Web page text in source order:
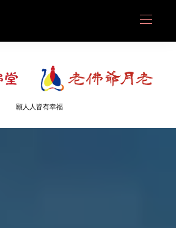
願人人皆有幸福